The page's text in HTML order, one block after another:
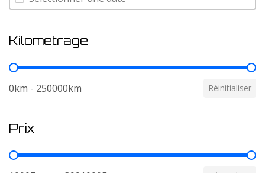
Kilometrage
Kilometrage
0km - 250000km Réinitialiser
Prix
Prix